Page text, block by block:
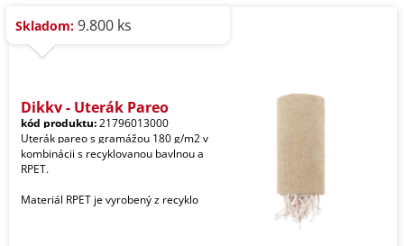
Skladom: 9.800 ks
Dikky - Uterák Pareo
kód produktu:21796013000
Uterák pareo s gramážou 180 g/m2 v
kombinácii s recyklovanou bavlnou a
RPET.
Materiál RPET je vyrobený z recyklo